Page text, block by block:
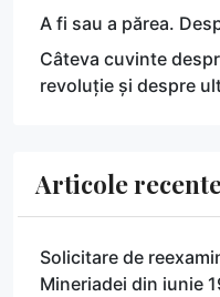
A fi sau a părea.
Câteva cuvinte
revoluție și despre
Articole
Solicitare de
Mineriadei din iunie